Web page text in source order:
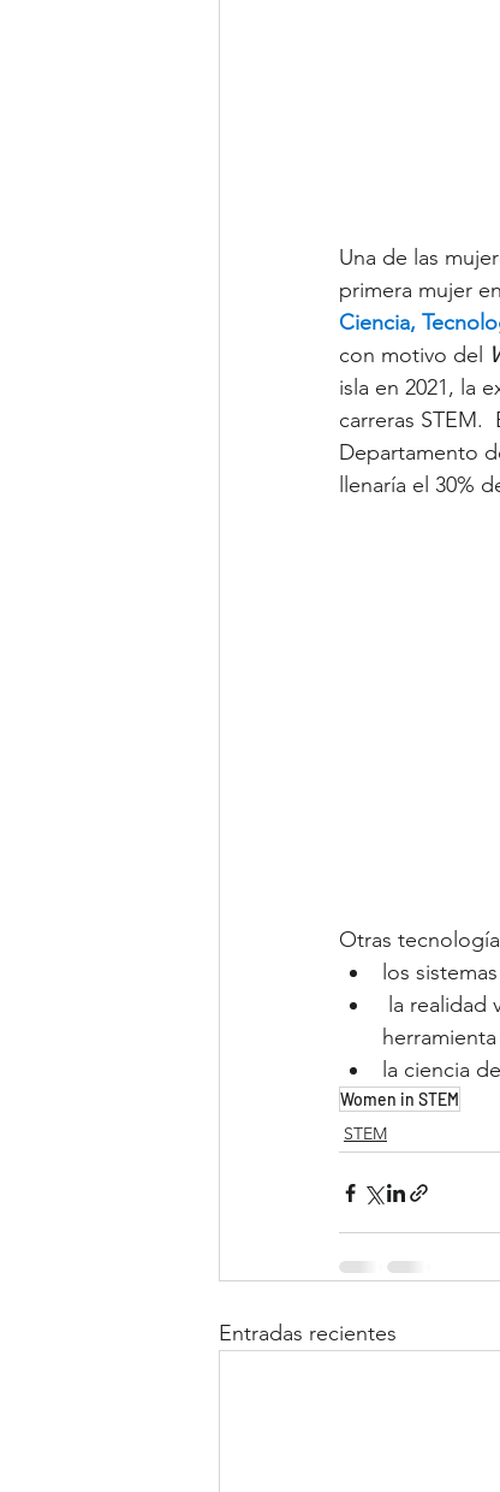
Una de las
primera mujer
Ciencia,
con motivo del
isla en 2021, la
carreras STEM.
Departamento
llenaría el 30%
Otras
los
la ciencia
Women in STEM
STEM
Entradas recientes